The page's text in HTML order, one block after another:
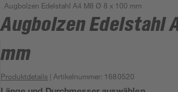
Augbolzen Edelstahl A4 M8 Ø 8 x 100 mm
Augbolzen Edelstahl
mm
Produktdetails | Artikelnummer: 1680520